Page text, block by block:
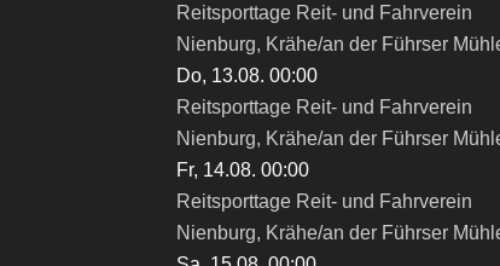
Reitsporttage Reit- und Fahrverein
Nienburg, Krähe/an der Führser
Do, 13.08. 00:00
Reitsporttage Reit- und Fahrverein
Nienburg, Krähe/an der Führser
Fr, 14.08. 00:00
Reitsporttage Reit- und Fahrverein
Nienburg, Krähe/an der Führser